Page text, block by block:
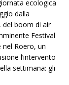
ecologica
dalla
del boom di air
Festival
Roero, un
l’intervento
settimana: gli